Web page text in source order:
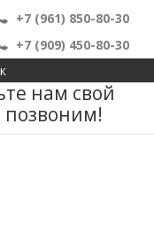
+7 (961) 850-80-30
+7 (909) 450-80-30
нам свой